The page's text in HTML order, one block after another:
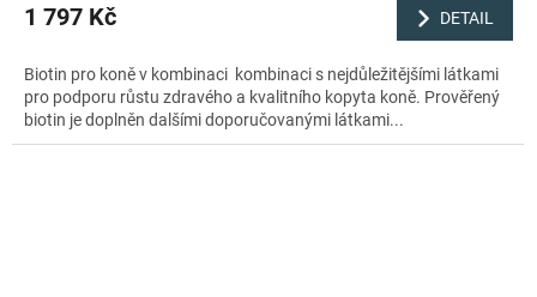
1 797 Kč DETAIL
Biotin pro koně v kombinaci kombinaci s nejdůležitějšími látkami
pro podporu růstu zdravého a kvalitního kopyta koně. Prověřený
biotin je doplněn dalšími doporučovanými látkami...